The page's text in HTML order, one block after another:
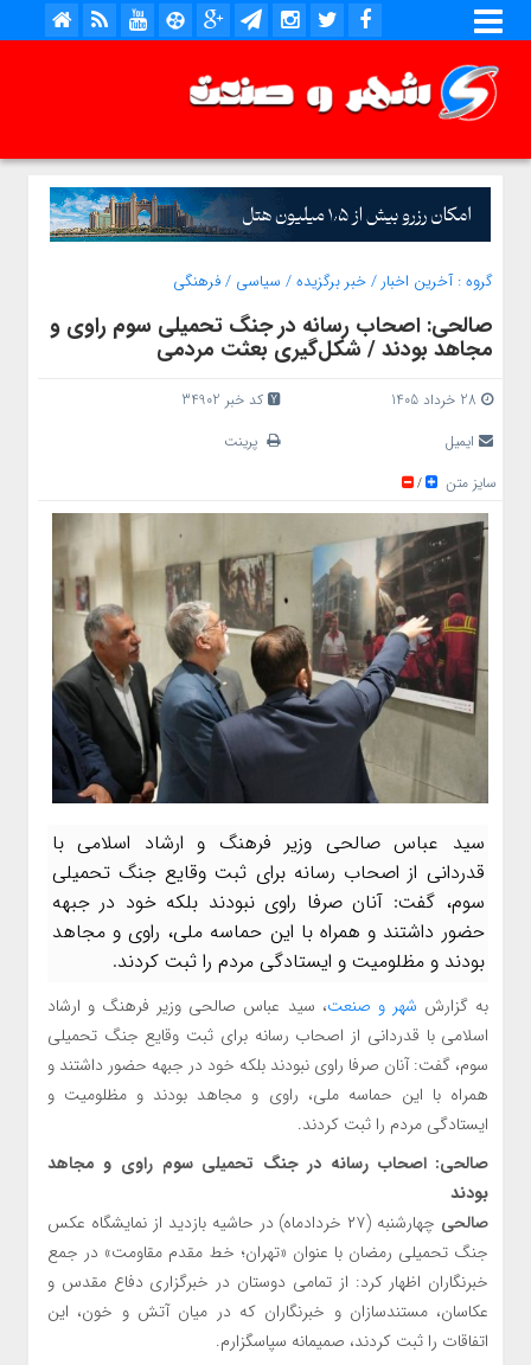
گروه :آخرین اخبار /خبر برگزیده/ سیاسی /فرهنگی
صالحی: اصحاب رسانه در جنگ تحمیلی سوم راوی و
مجاهد بودند / شکل‌گیری بعثت مردمی
28 خرداد 1405
کد خبر 34902
ایمیل
پرینت
سایز متن
/
سید عباس صالحی وزیر فرهنگ و ارشاد اسلامی با
قدردانی از اصحاب رسانه برای ثبت وقایع جنگ تحمیلی
سوم، گفت: آنان صرفا راوی نبودند بلکه خود در جبهه
حضور داشتند و همراه با این حماسه ملی، راوی و مجاهد
بودند و مظلومیت و ایستادگی مردم را ثبت کردند.
به گزارش شهر و صنعت، سید عباس صالحی وزیر فرهنگ و ارشاد
اسلامی با قدردانی از اصحاب رسانه برای ثبت وقایع جنگ تحمیلی
سوم، گفت: آنان صرفا راوی نبودند بلکه خود در جبهه حضور داشتند و
همراه با این حماسه ملی، راوی و مجاهد بودند و مظلومیت و
ایستادگی مردم را ثبت کردند.
صالحی: اصحاب رسانه در جنگ تحمیلی سوم راوی و مجاهد
بودند
صالحی
چهارشنبه (۲۷ خردادماه) در حاشیه بازدید از نمایشگاه عکس
جنگ تحمیلی رمضان با عنوان «تهران؛ خط مقدم مقاومت» در جمع
خبرنگاران اظهار کرد: از تمامی دوستان در خبرگزاری دفاع مقدس و
عکاسان، مستندسازان و خبرنگاران که در میان آتش و خون، این
اتفاقات را ثبت کردند، صمیمانه سپاسگزارم.